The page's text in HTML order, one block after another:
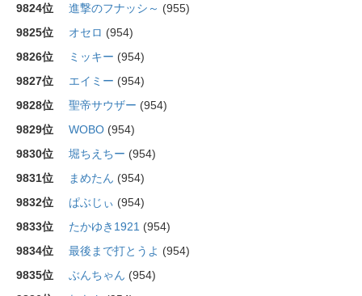
9824位
進撃のフナッシ～ (955)
9825位
オセロ (954)
9826位
ミッキー (954)
9827位
エイミー (954)
9828位
聖帝サウザー (954)
9829位
WOBO (954)
9830位
堀ちえちー (954)
9831位
まめたん (954)
9832位
ぱぶじぃ (954)
9833位
たかゆき1921 (954)
9834位
最後まで打とうよ (954)
9835位
ぶんちゃん (954)